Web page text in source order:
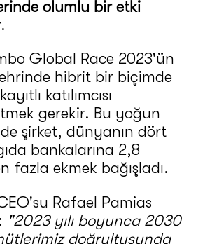
olumlu bir etki
Global Race 2023'ün
hibrit bir biçimde
katılımcısı
gerekir. Bu yoğun
şirket, dünyanın dört
bankalarına 2,8
fazla ekmek bağışladı.
Rafael Pamias
"2023 yılı boyunca 2030
doğrultusunda